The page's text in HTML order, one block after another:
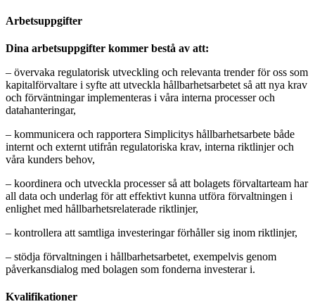
Arbetsuppgifter
Dina arbetsuppgifter kommer bestå av att:
– övervaka regulatorisk utveckling och relevanta trender för oss som
kapitalförvaltare i syfte att utveckla hållbarhetsarbetet så att nya krav
och förväntningar implementeras i våra interna processer och
datahanteringar,
– kommunicera och rapportera Simplicitys hållbarhetsarbete både
internt och externt utifrån regulatoriska krav, interna riktlinjer och
våra kunders behov,
– koordinera och utveckla processer så att bolagets förvaltarteam har
all data och underlag för att effektivt kunna utföra förvaltningen i
enlighet med hållbarhetsrelaterade riktlinjer,
– kontrollera att samtliga investeringar förhåller sig inom riktlinjer,
– stödja förvaltningen i hållbarhetsarbetet, exempelvis genom
påverkansdialog med bolagen som fonderna investerar i.
Kvalifikationer